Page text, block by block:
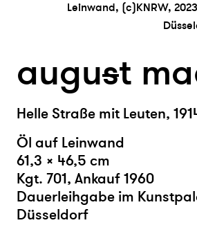
Leinwand, (c)KNRW,
august
Helle Straße mit Leuten,
Öl auf Leinwand
61,3 × 46,5 cm
Kgt. 701, Ankauf 1960
Dauerleihgabe im
Düsseldorf